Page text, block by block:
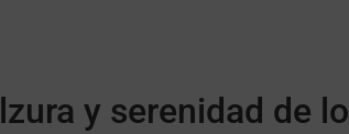
y serenidad de